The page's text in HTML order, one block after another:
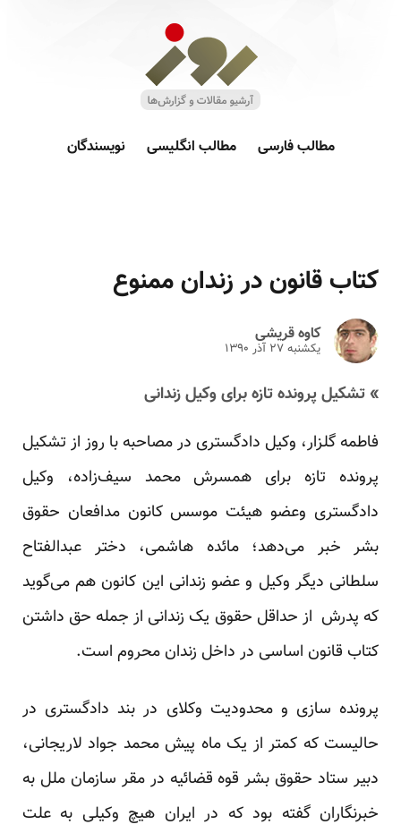
مطالب فارسی مطالب انگلیسی نویسندگان
کتاب قانون در زندان ممنوع
کاوه قریشی
یکشنبه ۲۷ آذر ۱۳۹۰
» تشکیل پرونده تازه برای وکیل زندانی
فاطمه گلزار، وکیل دادگستری در مصاحبه با روز از تشکیل
پرونده تازه برای همسرش محمد سیف‌زاده، وکیل
دادگستری وعضو هیئت موسس کانون مدافعان حقوق
بشر خبر می‌دهد؛ مائده هاشمی، دختر عبدالفتاح
سلطانی دیگر وکیل و عضو زندانی این کانون هم می‌گوید
که پدرش از حداقل حقوق یک زندانی از جمله حق داشتن
کتاب قانون اساسی در داخل زندان محروم است.
پرونده سازی و محدودیت وکلای در بند دادگستری در
حالیست که کمتر از یک ماه پیش محمد جواد لاریجانی،
دبیر ستاد حقوق بشر قوه قضائیه در مقر سازمان ملل به
خبرنگاران گفته بود که در ایران هیچ وکیلی به علت